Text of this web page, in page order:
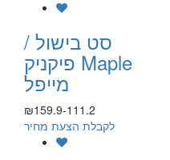
סט בישול /
פיקניק Maple
מייפל
₪159.9-111.2
לקבלת הצעת מחיר